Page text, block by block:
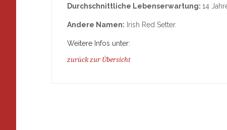
Durchschnittliche Lebenserwartung: 14
Andere Namen: Irish Red Setter.
Weitere Infos unter:
zurück zur Übersicht